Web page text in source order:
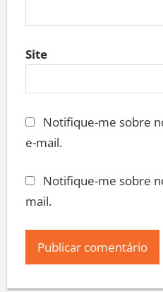
Site
Notifique-me sobre
e-mail.
Notifique-me sobre
mail.